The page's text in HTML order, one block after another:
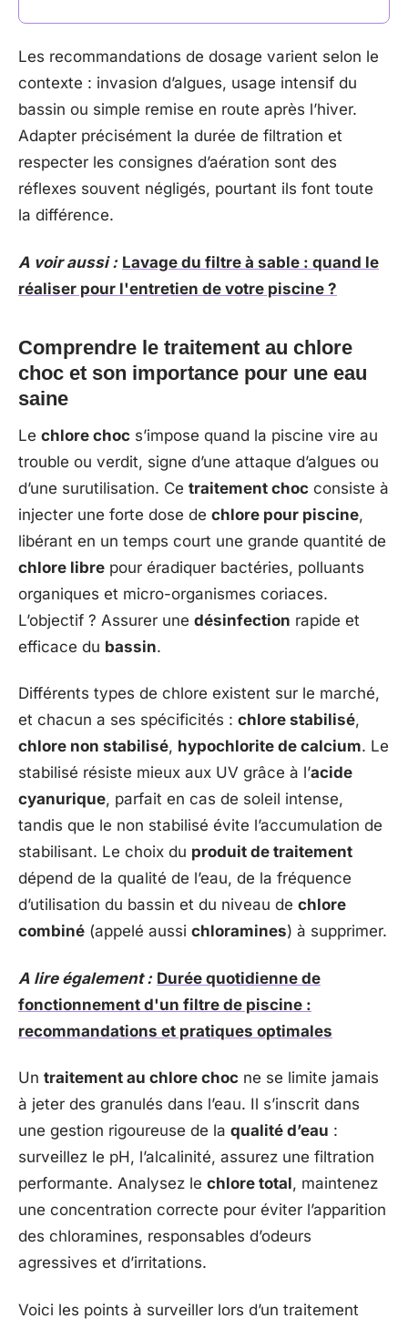
Les recommandations de dosage varient selon le
contexte : invasion d’algues, usage intensif du
bassin ou simple remise en route après l’hiver.
Adapter précisément la durée de filtration et
respecter les consignes d’aération sont des
réflexes souvent négligés, pourtant ils font toute
la différence.
A voir aussi : Lavage du filtre à sable : quand le
réaliser pour l'entretien de votre piscine ?
Comprendre le traitement au chlore
choc et son importance pour une eau
saine
Le chlore choc s’impose quand la piscine vire au
trouble ou verdit, signe d’une attaque d’algues ou
d’une surutilisation. Ce traitement choc consiste à
injecter une forte dose de chlore pour piscine,
libérant en un temps court une grande quantité de
chlore libre pour éradiquer bactéries, polluants
organiques et micro-organismes coriaces.
L’objectif ? Assurer une désinfection rapide et
efficace du bassin.
Différents types de chlore existent sur le marché,
et chacun a ses spécificités : chlore stabilisé,
chlore non stabilisé, hypochlorite de calcium. Le
stabilisé résiste mieux aux UV grâce à l’acide
cyanurique, parfait en cas de soleil intense,
tandis que le non stabilisé évite l’accumulation de
stabilisant. Le choix du produit de traitement
dépend de la qualité de l’eau, de la fréquence
d’utilisation du bassin et du niveau de chlore
combiné (appelé aussi chloramines) à supprimer.
A lire également : Durée quotidienne de
fonctionnement d'un filtre de piscine :
recommandations et pratiques optimales
Un traitement au chlore choc ne se limite jamais
à jeter des granulés dans l’eau. Il s’inscrit dans
une gestion rigoureuse de la qualité d’eau :
surveillez le pH, l’alcalinité, assurez une filtration
performante. Analysez le chlore total, maintenez
une concentration correcte pour éviter l’apparition
des chloramines, responsables d’odeurs
agressives et d’irritations.
Voici les points à surveiller lors d’un traitement